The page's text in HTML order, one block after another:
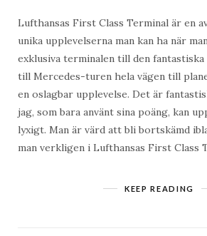
Lufthansas First Class Terminal är en
unika upplevelserna man kan ha när
exklusiva terminalen till den fantastiska
till Mercedes-turen hela vägen till
en oslagbar upplevelse. Det är
jag, som bara använt sina poäng, kan
lyxigt. Man är värd att bli bortskämd
man verkligen i Lufthansas First Class
KEEP READING